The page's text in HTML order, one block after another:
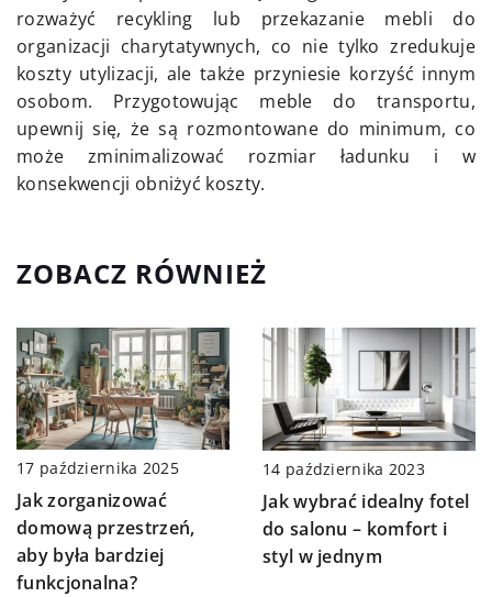
rozważyć recykling lub przekazanie mebli do
organizacji charytatywnych, co nie tylko zredukuje
koszty utylizacji, ale także przyniesie korzyść innym
osobom. Przygotowując meble do transportu,
upewnij się, że są rozmontowane do minimum, co
może zminimalizować rozmiar ładunku i w
konsekwencji obniżyć koszty.
ZOBACZ RÓWNIEŻ
17 października 2025
Jak zorganizować
domową przestrzeń,
aby była bardziej
funkcjonalna?
14 października 2023
Jak wybrać idealny fotel
do salonu – komfort i
styl w jednym